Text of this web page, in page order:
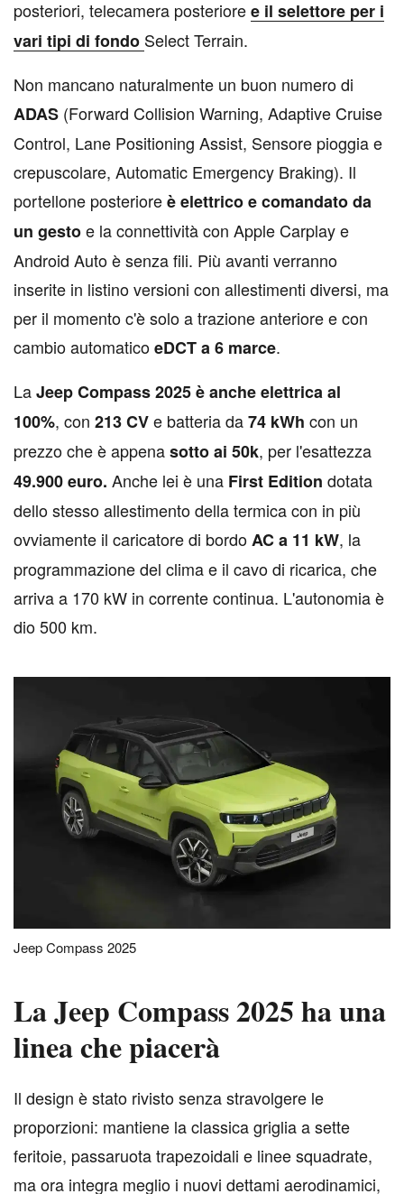
posteriori, telecamera posterioree il selettore per i
vari tipi di fondo Select Terrain.
Non mancano naturalmente un buon numero di
ADAS (Forward Collision Warning, Adaptive Cruise
Control, Lane Positioning Assist, Sensore pioggia e
crepuscolare, Automatic Emergency Braking). Il
portellone posterioreè elettrico e comandato da
un gestoe la connettività con Apple Carplay e
Android Auto è senza fili. Più avanti verranno
inserite in listino versioni con allestimenti diversi, ma
per il momento c'è solo a trazione anteriore e con
cambio automaticoeDCT a 6 marce.
LaJeep Compass 2025 è anche elettrica al
100%, con 213 CVe batteria da74 kWh con un
prezzo che è appenasotto ai 50k, per l'esattezza
49.900 euro. Anche lei è una First Edition dotata
dello stesso allestimento della termica con in più
ovviamente il caricatore di bordoAC a 11 kW, la
programmazione del clima e il cavo di ricarica, che
arriva a 170 kW in corrente continua. L'autonomia è
dio 500 km.
Jeep Compass 2025
La Jeep Compass 2025 ha una
linea che piacerà
Il design è stato rivisto senza stravolgere le
proporzioni: mantiene la classica griglia a sette
feritoie, passaruota trapezoidali e linee squadrate,
ma ora integra meglio i nuovi dettami aerodinamici,